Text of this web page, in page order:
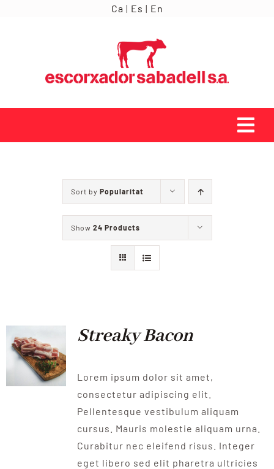
Ca | Es | En
NOTICIES
CONTACTE
Sort by Popularitat
Show 24 Products
Streaky Bacon
Lorem ipsum dolor sit amet,
consectetur adipiscing elit.
Pellentesque vestibulum aliquam
cursus. Mauris molestie aliquam urna.
Curabitur nec eleifend risus. Integer
eget libero sed elit pharetra ultricies